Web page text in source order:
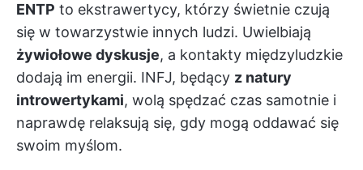
ENTP to ekstrawertycy, którzy świetnie czują
się w towarzystwie innych ludzi. Uwielbiają
żywiołowe dyskusje, a kontakty międzyludzkie
dodają im energii. INFJ, będący z natury
introwertykami, wolą spędzać czas samotnie i
naprawdę relaksują się, gdy mogą oddawać się
swoim myślom.